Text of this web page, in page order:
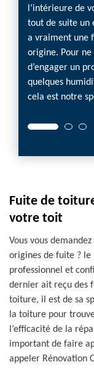
l’intérieure de
tout de suite un
a vraiment une
origine. Pour
d’engager un
quelques
cela est notre
Fuite de
votre toit
Vous vous
origines de fuite ? le
professionnel et
dernier ait reçu des
toiture, il est de sa
la toiture pour
l’efficacité de la
important de faire
appeler Rénovation